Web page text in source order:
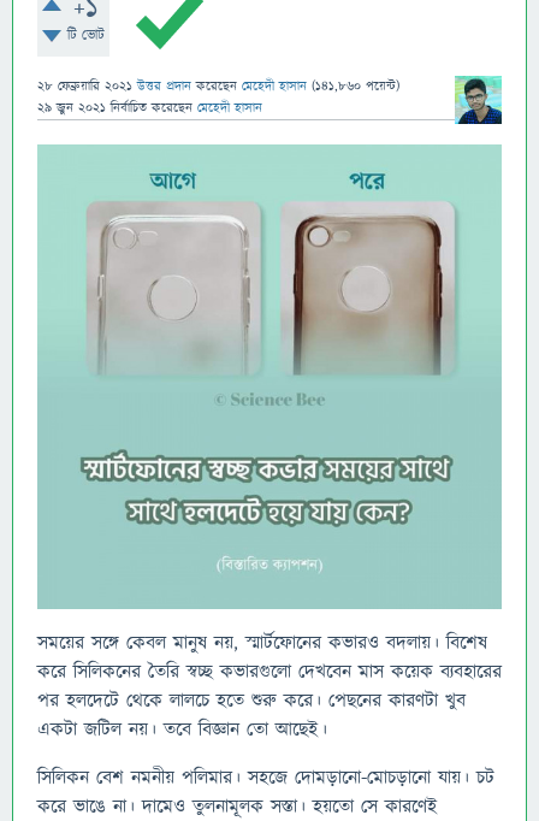
+1
টি ভোট
28 ফেব্রুয়ারি 2021 উত্তর প্রদান করেছেন মেহেদী হাসান (141,860 পয়েন্ট)
29 জুন 2021 নির্বাচিত করেছেন মেহেদী হাসান
সময়ের সঙ্গে কেবল মানুষ নয়, স্মার্টফোনের কভারও বদলায়। বিশেষ
করে সিলিকনের তৈরি স্বচ্ছ কভারগুলো দেখবেন মাস কয়েক ব্যবহারের
পর হলদেটে থেকে লালচে হতে শুরু করে। পেছনের কারণটা খুব
একটা জটিল নয়। তবে বিজ্ঞান তো আছেই।
সিলিকন বেশ নমনীয় পলিমার। সহজে দোমড়ানো-মোচড়ানো যায়। চট
করে ভাঙে না। দামেও তুলনামূলক সস্তা। হয়তো সে কারণেই